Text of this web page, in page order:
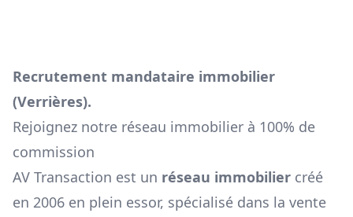
Recrutement mandataire immobilier
(Verrières).
Rejoignez notre réseau immobilier à 100% de
commission
AV Transaction est un réseau immobilier créé
en 2006 en plein essor, spécialisé dans la vente